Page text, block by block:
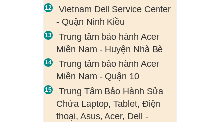
Vietnam Dell Service Center
- Quận Ninh Kiều
Trung tâm bảo hành Acer
Miền Nam - Huyện Nhà Bè
Trung tâm bảo hành Acer
Miền Nam - Quận 10
Trung Tâm Bảo Hành Sửa
Chửa Laptop, Tablet, Điện
thoại, Asus, Acer, Dell -